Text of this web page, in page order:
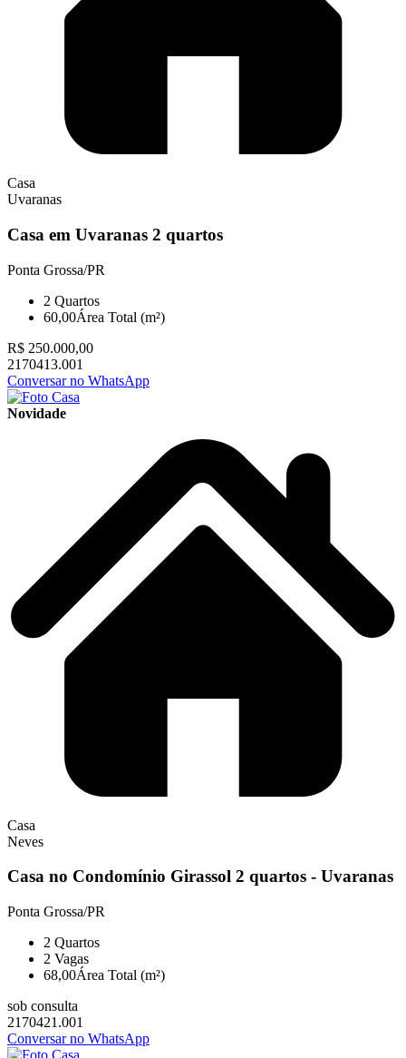
Casa
Uvaranas
Casa em Uvaranas 2 quartos
Ponta Grossa/PR
2 Quartos
60,00Área Total (m²)
R$ 250.000,00
2170413.001
Conversar no WhatsApp
Novidade
Casa
Neves
Casa no Condomínio Girassol 2 quartos - Uvaranas
Ponta Grossa/PR
2 Quartos
2 Vagas
68,00Área Total (m²)
sob consulta
2170421.001
Conversar no WhatsApp